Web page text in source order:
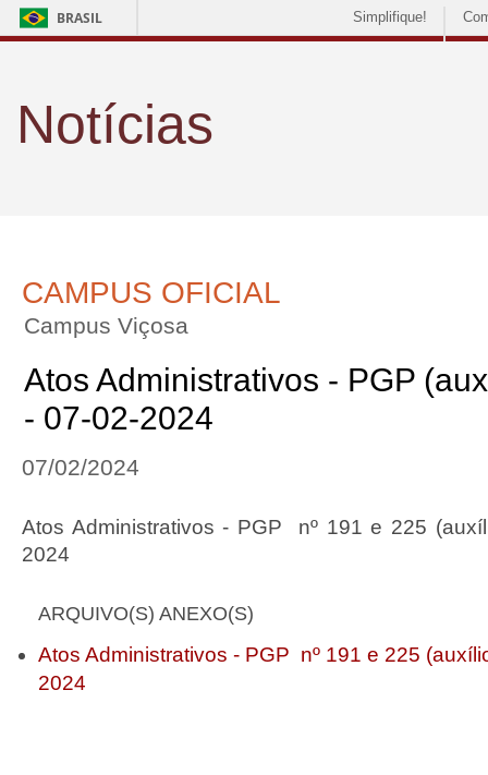
BRASIL Simplifique!
Notícias
CAMPUS OFICIAL
Campus Viçosa
Atos Administrativos - PGP
- 07-02-2024
07/02/2024
Atos Administrativos - PGP nº 191 e 225
2024
ARQUIVO(S) ANEXO(S)
Atos Administrativos - PGP nº 191 e 225
2024